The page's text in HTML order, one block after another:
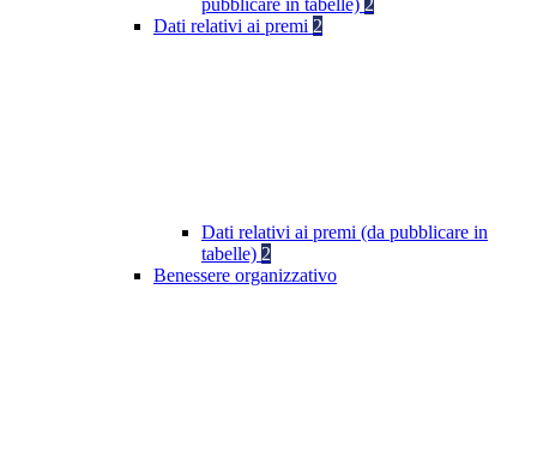
pubblicare in tabelle) 2
Dati relativi ai premi 2
Dati relativi ai premi (da pubblicare in
tabelle) 2
Benessere organizzativo